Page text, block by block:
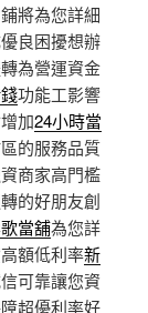
將為您詳細
良困擾想辦
為營運資金
功能工影響
加24小時當
的服務品質
商家高門檻
的好朋友創
當舖為您詳
額低利率新
可靠讓您資
超優利率好